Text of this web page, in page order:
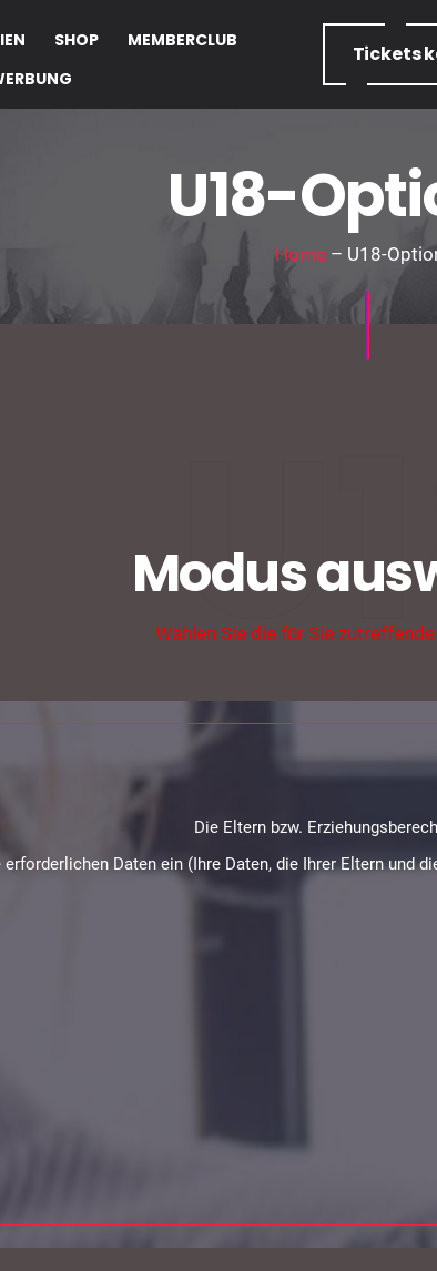
SHOP
MEMBERCLUB
Tickets
U18-
Home – U18-
Modus
Wählen Sie die für Sie
Die Eltern bzw.
Daten ein (Ihre Daten, die Ihrer Eltern und